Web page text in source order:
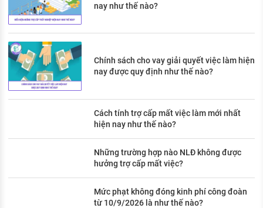
nay như thế nào?
Chính sách cho vay giải quyết việc làm hiện
nay được quy định như thế nào?
Cách tính trợ cấp mất việc làm mới nhất
hiện nay như thế nào?
Những trường hợp nào NLĐ không được
hưởng trợ cấp mất việc?
Mức phạt không đóng kinh phí công đoàn
từ 10/9/2026 là như thế nào?